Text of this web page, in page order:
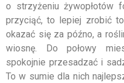
o strzyżeniu żywopłotów
przyciąć, to lepiej zrobić
okazać się za późno, a
wiosnę. Do połowy
spokojnie przesadzać i
To w sumie dla nich